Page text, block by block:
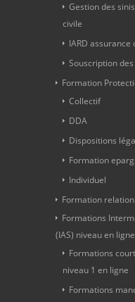
Gestion des
civile
IARD
Souscription
Formation
Collectif
DDA
Dispositions
Formation
Individuel
Formation
Formations
(IAS) niveau en ligne
Formations
niveau 1 en ligne
Formations